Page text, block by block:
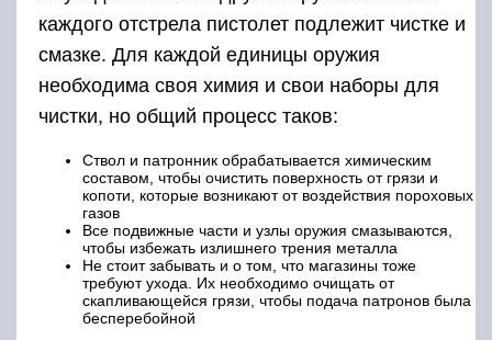
каждого отстрела пистолет подлежит чистке и
смазке. Для каждой единицы оружия
необходима своя химия и свои наборы для
чистки, но общий процесс таков:
Ствол и патронник обрабатывается химическим
составом, чтобы очистить поверхность от грязи и
копоти, которые возникают от воздействия пороховых
газов
Все подвижные части и узлы оружия смазываются,
чтобы избежать излишнего трения металла
Не стоит забывать и о том, что магазины тоже
требуют ухода. Их необходимо очищать от
скапливающейся грязи, чтобы подача патронов была
бесперебойной